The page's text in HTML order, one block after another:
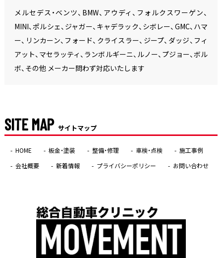
メルセデス・ベンツ、BMW、アウディ、フォルクスワーゲン、
MINI、ポルシェ、ジャガー、キャデラック、シボレー、GMC、ハマ
ー、リンカーン、フォード、クライスラー、ジープ、ダッジ、フィ
アット、マセラッティ、ランボルギーニ、ルノー、プジョー、ボル
ボ、その他 メーカー問わず対応いたします
SITE MAP サイトマップ
HOME 板金・塗装 整備・修理 車検・点検
施工事例
会社概要
新着情報 プライバシーポリシー お問い合わせ